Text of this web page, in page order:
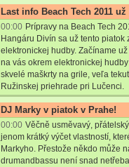
Last info Beach Tech 2011
00:00 Prípravy na Beach Tech
Hangáru Divín sa už tento
elektronickej hudby. Začíname
na vás okrem elektronickej
skvelé maškrty na grile, veľa
Ružinskej priehrade pri Lučenci.
DJ Marky v piatok v Prahe!
00:00 Věčně usměvavý,
jenom krátký výčet vlastností,
Markyho. Přestože někdo může
drumandbassu není snad